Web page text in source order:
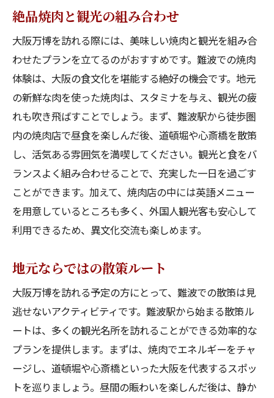
絶品焼肉と観光の組み合わせ
大阪万博を訪れる際には、美味しい焼肉と観光を組み合
わせたプランを立てるのがおすすめです。難波での焼肉
体験は、大阪の食文化を堪能する絶好の機会です。地元
の新鮮な肉を使った焼肉は、スタミナを与え、観光の疲
れも吹き飛ばすことでしょう。まず、難波駅から徒歩圏
内の焼肉店で昼食を楽しんだ後、道頓堀や心斎橋を散策
し、活気ある雰囲気を満喫してください。観光と食をバ
ランスよく組み合わせることで、充実した一日を過ごす
ことができます。加えて、焼肉店の中には英語メニュー
を用意しているところも多く、外国人観光客も安心して
利用できるため、異文化交流も楽しめます。
地元ならではの散策ルート
大阪万博を訪れる予定の方にとって、難波での散策は見
逃せないアクティビティです。難波駅から始まる散策ル
ートは、多くの観光名所を訪れることができる効率的な
プランを提供します。まずは、焼肉でエネルギーをチャ
ージし、道頓堀や心斎橋といった大阪を代表するスポッ
トを巡りましょう。昼間の賑わいを楽しんだ後は、静か